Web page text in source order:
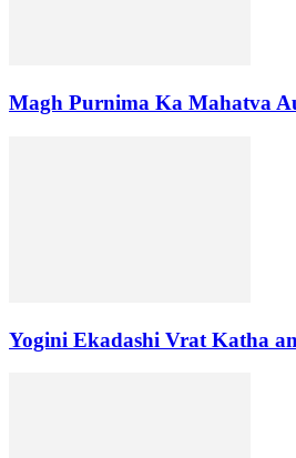
Magh Purnima Ka Mahatva
Yogini Ekadashi Vrat Katha